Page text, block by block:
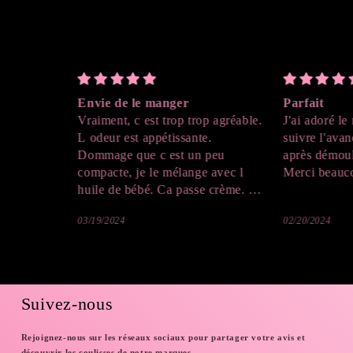
le manger
c est trop trop agréable.
est appétissante.
que c est un peu
je le mélange avec l
bébé. Ca passe crème. Je
la couleur donne envie de
Parfait
J'ai adoré le résultat , on peut
suivre l'avancé de la création
après démoulage , c'est génial !
Merci beaucoup !
Suivez-nous
Rejoignez-nous sur les réseaux sociaux pour partager votre avis et